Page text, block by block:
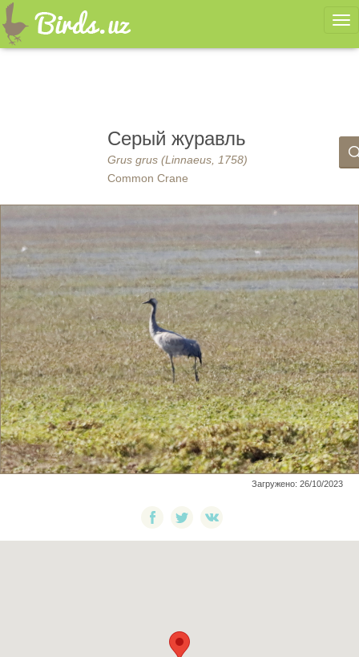
Серый журавль
Grus grus (Linnaeus, 1758)
Common Crane
Загружено: 26/10/2023